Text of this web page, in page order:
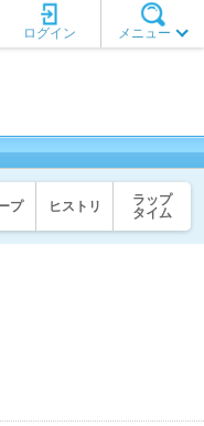
メニュー
ログイン
プ ヒストリ
ラップ
タイム